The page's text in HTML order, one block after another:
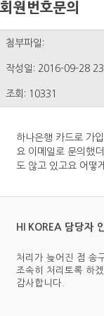
회원번호문의
첨부파일:
작성일: 2016-09-28
조회: 10331
하나은행 카드로 가
요 이메일로 문의했
도 않고 있고요 어떻
HI KOREA 담당자
처리가 늦어진 점 송
조속히 처리토록 하겠
감사합니다.